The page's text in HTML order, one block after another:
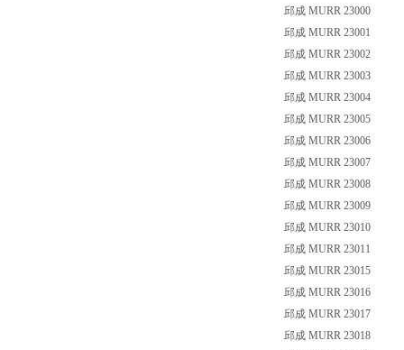
邱成 MURR 23000
邱成 MURR 23001
邱成 MURR 23002
邱成 MURR 23003
邱成 MURR 23004
邱成 MURR 23005
邱成 MURR 23006
邱成 MURR 23007
邱成 MURR 23008
邱成 MURR 23009
邱成 MURR 23010
邱成 MURR 23011
邱成 MURR 23015
邱成 MURR 23016
邱成 MURR 23017
邱成 MURR 23018